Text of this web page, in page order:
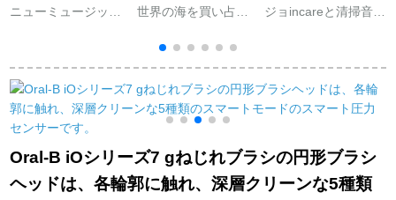
ニューミュージック
デュポンの柔らかい
毛の子供の電動歯ブ
ラシNY 500 C青い7-
14歳
世界の海を買い占め
ジョincareと清掃音波
自動知能歯ブラシ軟
毛振動防水E 2真珠白
（合計2本のブラシヘ
Oral-B iOシリーズ7 gねじれブラシの円形ブラシ
ヘッドは、各輪郭に触れ、深層クリーンな5種類